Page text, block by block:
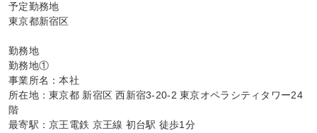
予定勤務地
東京都新宿区
勤務地
勤務地①
事業所名：本社
所在地：東京都 新宿区 西新宿3-20-2 東京オペラシティタワー24
階
最寄駅：京王電鉄 京王線 初台駅 徒歩1分